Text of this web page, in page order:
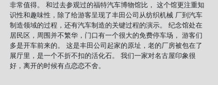
非常值得。 和过去参观过的福特汽车博物馆比， 这个馆更注重知
识性和趣味性，除了给游客呈现了丰田公司从纺织机械 厂到汽车
制造领域的过程，还有汽车制造的关键过程的演示。 纪念馆处在
居民区，周围并不繁华，门口有一个很大的免费停车场， 游客们
多是开车前来的。 这是丰田公司起家的原址，老的厂房被包在了
展厅里，是一个不折不扣的活化石。 我们一家对名古屋印象很
好，离开的时候有点恋恋不舍。